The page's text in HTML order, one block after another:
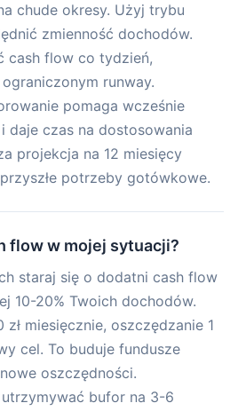
chude okresy. Użyj trybu
zmienność dochodów.
cash flow co tydzień,
runway.
pomaga wcześnie
daje czas na dostosowania
projekcja na 12 miesięcy
potrzeby gotówkowe.
flow w mojej sytuacji?
staraj się o dodatni cash flow
10-20% Twoich dochodów.
miesięcznie, oszczędzanie 1
cel. To buduje fundusze
oszczędności.
bufor na 3-6